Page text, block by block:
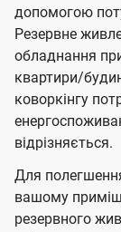
допомогою
Резервне
обладнання
квартири/
коворкінгу
відрізняється.
Для
вашому
резервного